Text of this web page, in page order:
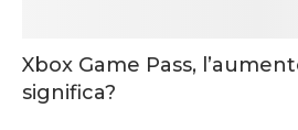
Xbox Game Pass,
significa?